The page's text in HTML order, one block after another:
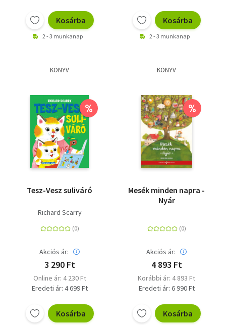
Kosárba
2 - 3 munkanap
Kosárba
2 - 3 munkanap
KÖNYV
%
Tesz-Vesz suliváró
Richard Scarry
Akciós ár:
3 290 Ft
Online ár: 4 230 Ft
Eredeti ár: 4 699 Ft
Kosárba
KÖNYV
%
Mesék minden napra -
Nyár
Akciós ár:
4 893 Ft
Korábbi ár: 4 893 Ft
Eredeti ár: 6 990 Ft
Kosárba